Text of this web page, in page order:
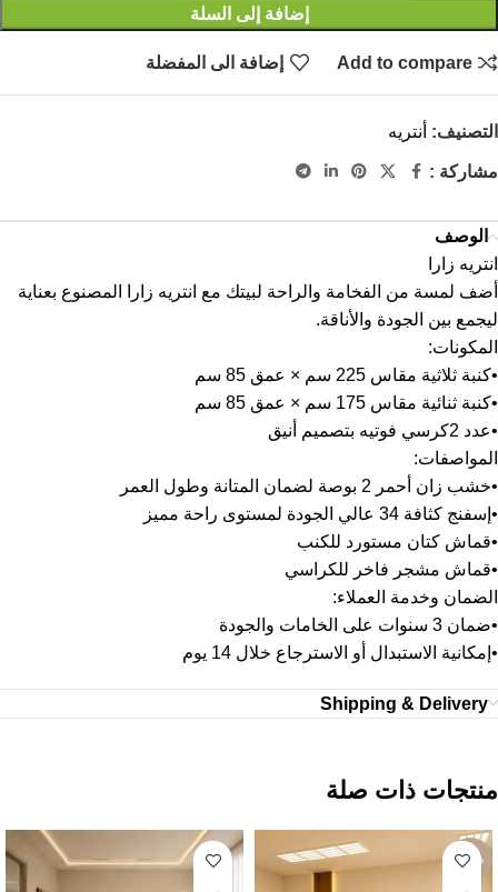
إضافة إلى السلة
Add to compare إضافة الى المفضلة
التصنيف: أنتريه
مشاركة :
الوصف
انتريه زارا
أضف لمسة من الفخامة والراحة لبيتك مع انتريه زارا المصنوع بعناية
ليجمع بين الجودة والأناقة.
المكونات:
•كنبة ثلاثية مقاس 225 سم × عمق 85 سم
•كنبة ثنائية مقاس 175 سم × عمق 85 سم
•عدد 2كرسي فوتيه بتصميم أنيق
المواصفات:
•خشب زان أحمر 2 بوصة لضمان المتانة وطول العمر
•إسفنج كثافة 34 عالي الجودة لمستوى راحة مميز
•قماش كتان مستورد للكنب
•قماش مشجر فاخر للكراسي
الضمان وخدمة العملاء:
•ضمان 3 سنوات على الخامات والجودة
•إمكانية الاستبدال أو الاسترجاع خلال 14 يوم
Shipping & Delivery
منتجات ذات صلة
-27%